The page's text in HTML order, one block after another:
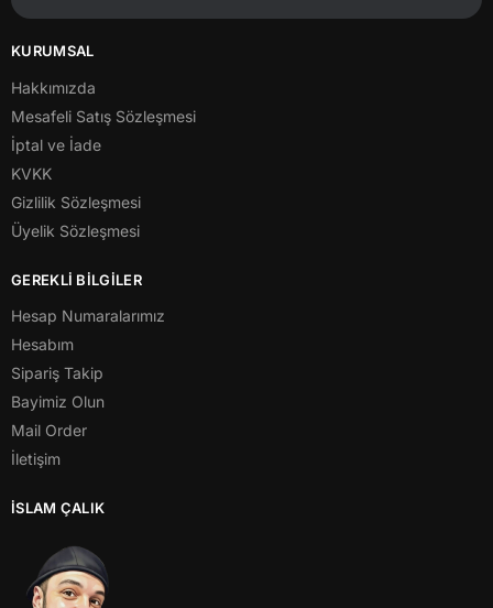
KURUMSAL
Hakkımızda
Mesafeli Satış Sözleşmesi
İptal ve İade
KVKK
Gizlilik Sözleşmesi
Üyelik Sözleşmesi
GEREKLİ BİLGİLER
Hesap Numaralarımız
Hesabım
Sipariş Takip
Bayimiz Olun
Mail Order
İletişim
İSLAM ÇALIK